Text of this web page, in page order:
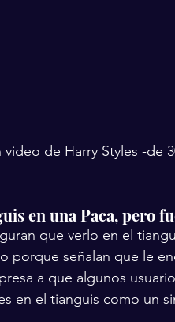
de Harry Styles -de
en una Paca, pero
que verlo en el
porque señalan que le
a que algunos
en el tianguis como un